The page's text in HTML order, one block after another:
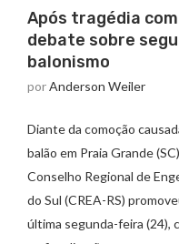
Após tragédia
debate sobre
balonismo
porAnderson Weiler
Diante da comoção
balão em Praia Grande
Conselho Regional de
do Sul (CREA-RS)
última segunda-feira (24),